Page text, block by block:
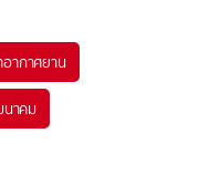
ากาศยาน
นาคม